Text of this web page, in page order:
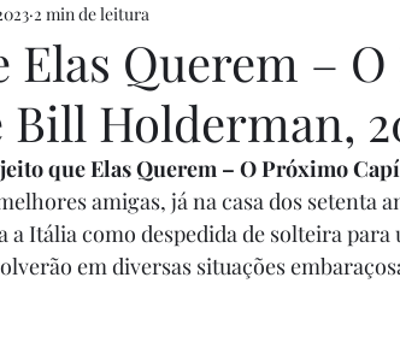
Ficção Hollywood
Elas Querem –
Bill Holderman,
2 min de leitura
que Elas Querem – O Próximo
amigas, já na casa dos setenta
a Itália como despedida de solteira para
em diversas situações